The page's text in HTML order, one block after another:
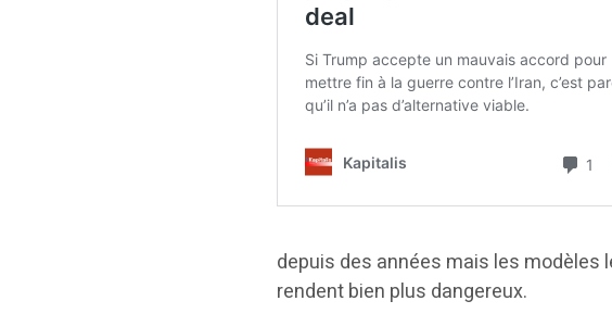
depuis des années mais les
rendent bien plus dangereux.